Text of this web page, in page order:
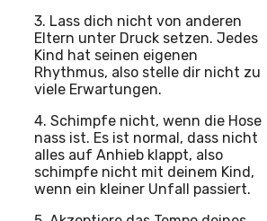
3. Lass dich nicht von anderen
Eltern unter Druck setzen. Jedes
Kind hat seinen eigenen
Rhythmus, also stelle dir nicht zu
viele Erwartungen.
4. Schimpfe nicht, wenn die Hose
nass ist. Es ist normal, dass nicht
alles auf Anhieb klappt, also
schimpfe nicht mit deinem Kind,
wenn ein kleiner Unfall passiert.